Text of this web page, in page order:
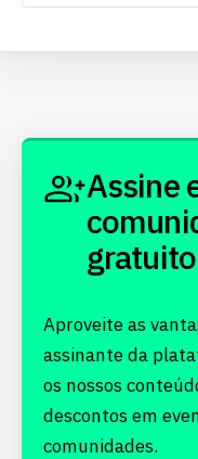
Assine
Aproveite as
assinante da
os nossos
descontos em
comunidades.